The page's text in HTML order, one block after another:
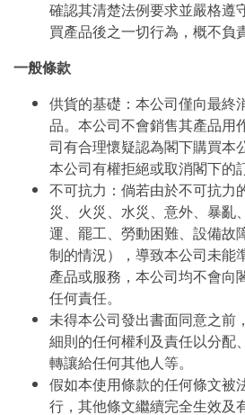
確認其清楚法例要求並嚴格遵
買產品後之一切行為，概不負
一般條款
供貨的基礎：本公司僅向最終
品。本公司不會銷售其產品用
司有合理懷疑認為閣下購買本
本公司有權拒絕或取消閣下的
不可抗力：倘若由於不可抗力
災、火災、水災、意外、暴亂
運、罷工、勞動困難、設備故
制的情況），導致本公司未能
產品或服務，本公司均不會向
任何責任。
未得本公司發出書面同意之前
細則的任何權利及責任以分配
轉讓給任何其他人等。
假如本使用條款的任何條文被
行，其他條文繼續完全生效及